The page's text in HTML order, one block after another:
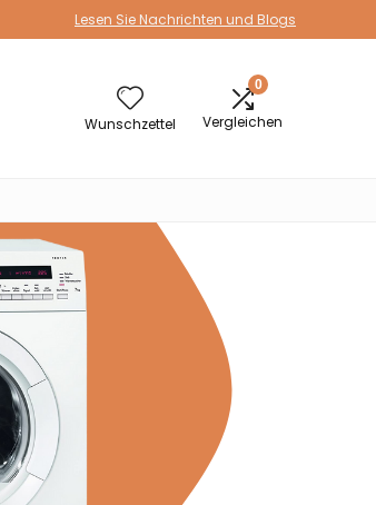
Lesen Sie Nachrichten und Blogs
Wunschzettel
0
Vergleichen